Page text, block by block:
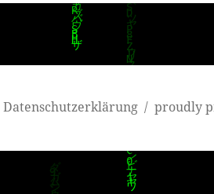
Datenschutzerklärung proudly